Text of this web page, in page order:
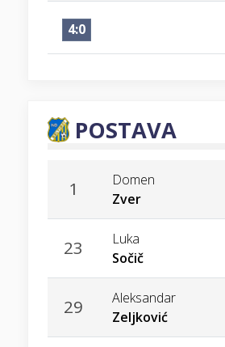
4:0
POSTAVA
1
Domen
Zver
23
Luka
Sočič
29
Aleksandar
Zeljković